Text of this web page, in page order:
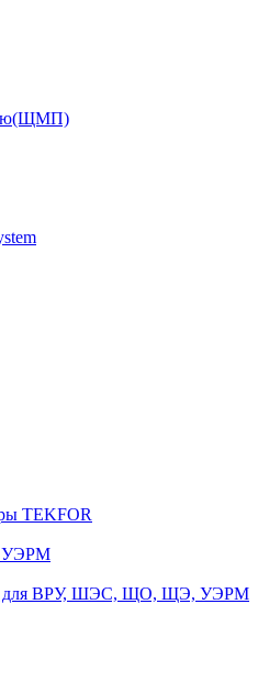
TEKFOR
УЭРМ
для ВРУ, ШЭС, ЩО, ЩЭ, УЭРМ